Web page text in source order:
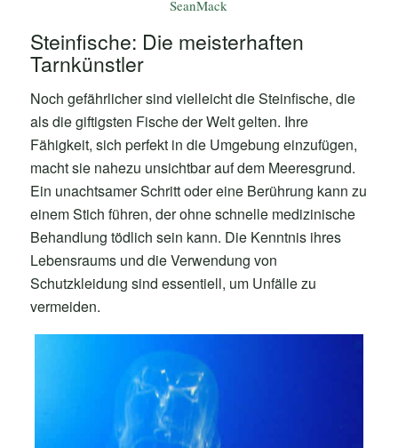
SeanMack
Steinfische: Die meisterhaften
Tarnkünstler
Noch gefährlicher sind vielleicht die Steinfische, die
als die giftigsten Fische der Welt gelten. Ihre
Fähigkeit, sich perfekt in die Umgebung einzufügen,
macht sie nahezu unsichtbar auf dem Meeresgrund.
Ein unachtsamer Schritt oder eine Berührung kann zu
einem Stich führen, der ohne schnelle medizinische
Behandlung tödlich sein kann. Die Kenntnis ihres
Lebensraums und die Verwendung von
Schutzkleidung sind essentiell, um Unfälle zu
vermeiden.